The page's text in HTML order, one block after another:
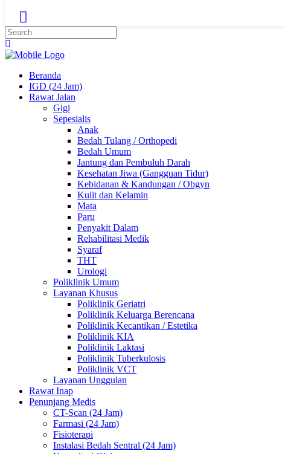
Beranda
IGD (24 Jam)
Rawat Jalan
Gigi
Sepesialis
Anak
Bedah Tulang / Orthopedi
Bedah Umum
Jantung dan Pembuluh Darah
Kesehatan Jiwa (Gangguan Tidur)
Kebidanan & Kandungan / Obgyn
Kulit dan Kelamin
Mata
Paru
Penyakit Dalam
Rehabilitasi Medik
Syaraf
THT
Urologi
Poliklinik Umum
Layanan Khusus
Poliklinik Geriatri
Poliklinik Keluarga Berencana
Poliklinik Kecantikan / Estetika
Poliklinik KIA
Poliklinik Laktasi
Poliklinik Tuberkulosis
Poliklinik VCT
Layanan Unggulan
Rawat Inap
Penunjang Medis
CT-Scan (24 Jam)
Farmasi (24 Jam)
Fisioterapi
Instalasi Bedah Sentral (24 Jam)